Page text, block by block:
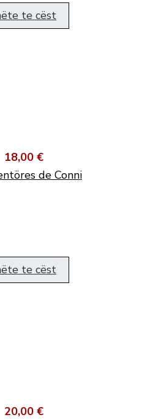
te cëst
18,00 €
de Conni
te cëst
20,00 €